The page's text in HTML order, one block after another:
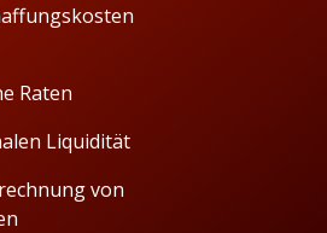
Raten
Liquidität
von